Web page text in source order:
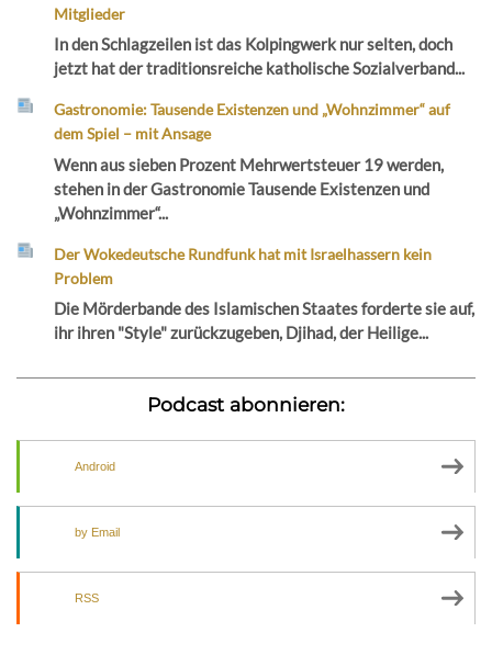
Mitglieder
In den Schlagzeilen ist das Kolpingwerk nur selten, doch
jetzt hat der traditionsreiche katholische Sozialverband...
Gastronomie: Tausende Existenzen und „Wohnzimmer“ auf
dem Spiel – mit Ansage
Wenn aus sieben Prozent Mehrwertsteuer 19 werden,
stehen in der Gastronomie Tausende Existenzen und
„Wohnzimmer“...
Der Wokedeutsche Rundfunk hat mit Israelhassern kein
Problem
Die Mörderbande des Islamischen Staates forderte sie auf,
ihr ihren "Style" zurückzugeben, Djihad, der Heilige...
Podcast abonnieren:
Android
by Email
RSS